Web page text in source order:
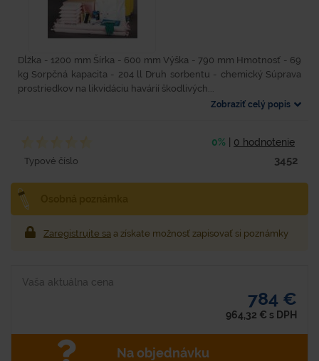
Dĺžka - 1200 mm Šírka - 600 mm Výška - 790 mm Hmotnosť - 69
kg Sorpčná kapacita - 204 ll Druh sorbentu - chemický Súprava
prostriedkov na likvidáciu havárií škodlivých...
Zobraziť celý popis
0% 0 hodnotenie
Typové číslo 3452
Zaregistrujte sa a získate možnosť zapisovať si poznámky
Vaša aktuálna cena
784 €
964,32 € s DPH
Na objednávku